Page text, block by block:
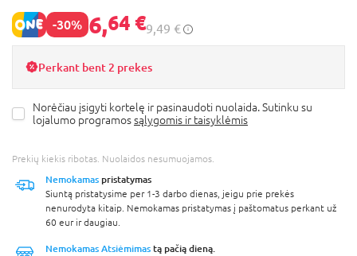
-30% 6,64 €9,49 €
Perkant bent 2 prekes
Norėčiau įsigyti kortelę ir pasinaudoti nuolaida. Sutinku su
lojalumo programossąlygomis ir taisyklėmis
Prekių kiekis ribotas. Nuolaidos nesumuojamos.
Nemokamas pristatymas
Siuntą pristatysime per 1-3 darbo dienas, jeigu prie prekės
nenurodyta kitaip. Nemokamas pristatymas į paštomatus perkant už
60 eur ir daugiau.
Nemokamas Atsiėmimas tą pačią dieną.